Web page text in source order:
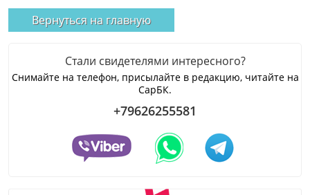
Вернуться на главную
Стали свидетелями интересного?
Снимайте на телефон, присылайте в редакцию, читайте на
СарБК.
+79626255581